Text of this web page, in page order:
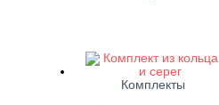
Комплекты